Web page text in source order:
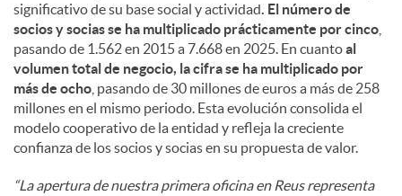
significativo de su base social y actividad. El número de
socios y socias se ha multiplicado prácticamente por cinco
pasando de 1.562 en 2015 a 7.668 en 2025. En cuantoal
volumen total de negocio, la cifra se ha multiplicado por
más de ocho , pasando de 30 millones de euros a más de 258
millones en el mismo periodo. Esta evolución consolida el
modelo cooperativo de la entidad y refleja la creciente
confianza de los socios y socias en su propuesta de valor.
“La apertura de nuestra primera oficina en Reus representa